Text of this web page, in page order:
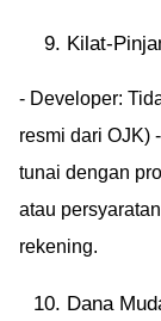
Kilat-
- Developer:
resmi dari OJK)
tunai dengan
atau
rekening.
Dana